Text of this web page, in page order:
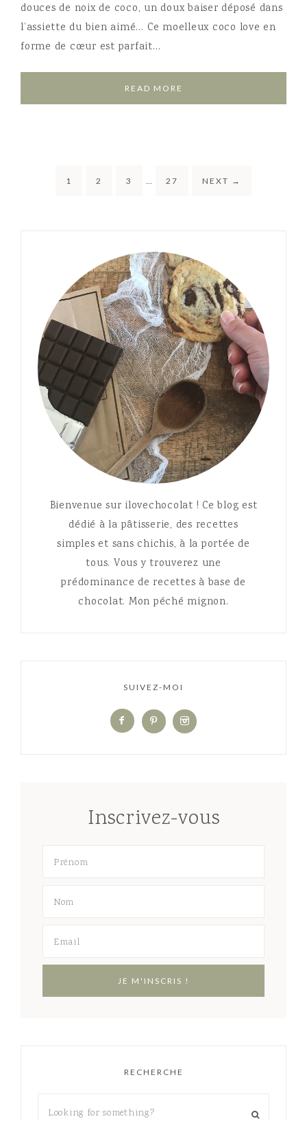
douces de noix de coco, un doux baiser déposé dans
l’assiette du bien aimé… Ce moelleux coco love en
forme de cœur est parfait…
READ MORE
1 2 3 27 NEXT →
Bienvenue sur ilovechocolat ! Ce blog est
dédié à la pâtisserie, des recettes
simples et sans chichis, à la portée de
tous. Vous y trouverez une
prédominance de recettes à base de
chocolat. Mon péché mignon.
SUIVEZ-MOI
Inscrivez-vous
RECHERCHE